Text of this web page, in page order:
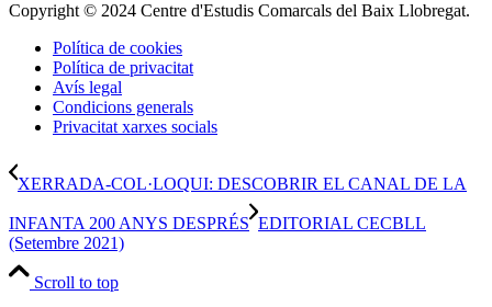
Copyright © 2024 Centre d'Estudis Comarcals del Baix Llobregat.
Política de cookies
Política de privacitat
Avís legal
Condicions generals
Privacitat xarxes socials
XERRADA-COL·LOQUI: DESCOBRIR EL CANAL DE LA
INFANTA 200 ANYS DESPRÉS EDITORIAL CECBLL
(Setembre 2021)
Scroll to top